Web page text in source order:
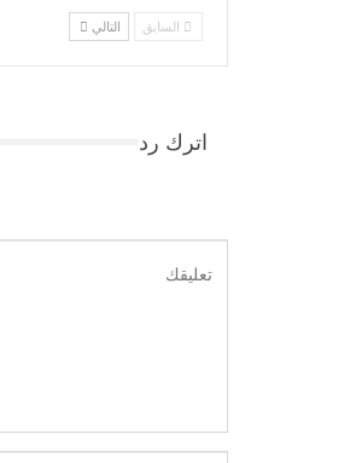
السابق التالي
اترك رد